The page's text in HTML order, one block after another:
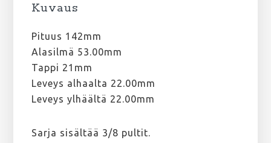
Kuvaus
Pituus 142mm
Alasilmä 53.00mm
Tappi 21mm
Leveys alhaalta 22.00mm
Leveys ylhäältä 22.00mm
Sarja sisältää 3/8 pultit.